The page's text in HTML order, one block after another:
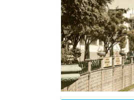
ブラジル
ペルー
メキシコ